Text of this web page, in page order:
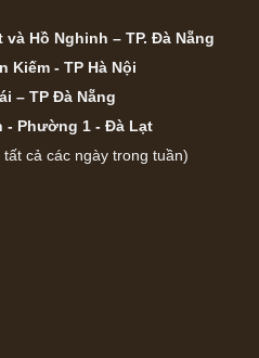
và Hồ Nghinh – TP. Đà Nẵng
Kiếm - TP Hà Nội
– TP Đà Nẵng
- Phường 1 - Đà Lạt
cả các ngày trong tuần)